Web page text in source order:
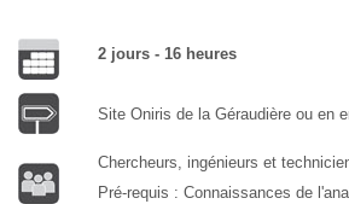
2 jours - 16 heures
Site Oniris de la Géraudière ou en
Chercheurs, ingénieurs et
Pré-requis : Connaissances de